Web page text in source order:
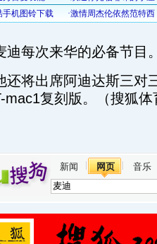
迪每次来华的必备节目
将出席阿迪达斯三对
mac1复刻版。（搜狐
新闻 网页 音乐